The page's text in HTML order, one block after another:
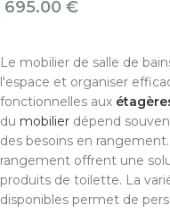
695.00 €
Le mobilier de salle de
l'espace et organiser
fonctionnelles aux
du mobilier dépend
des besoins en
rangement offrent une
produits de toilette. La
disponibles permet de